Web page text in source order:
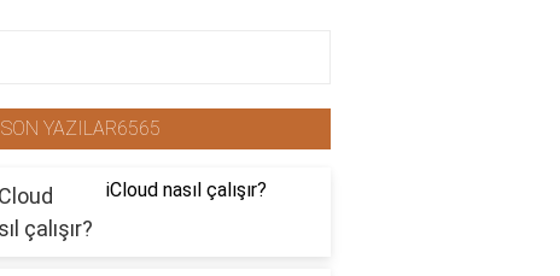
SON YAZILAR6565
iCloud nasıl çalışır?